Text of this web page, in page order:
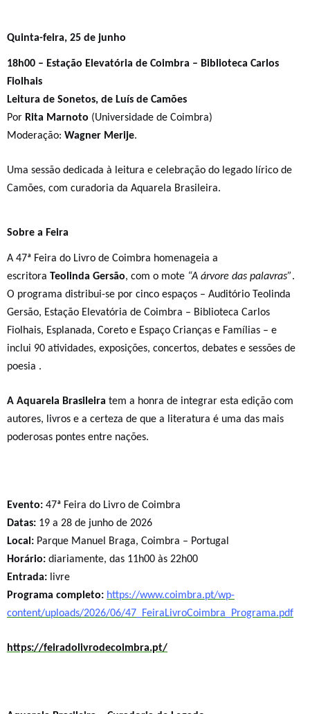
Quinta-feira, 25 de junho
18h00 – Estação Elevatória de Coimbra – Biblioteca Carlos
Fiolhais
Leitura de Sonetos, de Luís de Camões
Por Rita Marnoto (Universidade de Coimbra)
Moderação: Wagner Merije.
Uma sessão dedicada à leitura e celebração do legado lírico de
Camões, com curadoria da Aquarela Brasileira.
Sobre a Feira
A 47ª Feira do Livro de Coimbra homenageia a
escritora Teolinda Gersão, com o mote “A árvore das palavras”.
O programa distribui-se por cinco espaços – Auditório Teolinda
Gersão, Estação Elevatória de Coimbra – Biblioteca Carlos
Fiolhais, Esplanada, Coreto e Espaço Crianças e Famílias – e
inclui 90 atividades, exposições, concertos, debates e sessões de
poesia .
A Aquarela Brasileira tem a honra de integrar esta edição com
autores, livros e a certeza de que a literatura é uma das mais
poderosas pontes entre nações.
Evento: 47ª Feira do Livro de Coimbra
Datas: 19 a 28 de junho de 2026
Local: Parque Manuel Braga, Coimbra – Portugal
Horário: diariamente, das 11h00 às 22h00
Entrada: livre
Programa completo: https://www.coimbra.pt/wp-
content/uploads/2026/06/47_FeiraLivroCoimbra_Programa.pdf
https://feiradolivrodecoimbra.pt/